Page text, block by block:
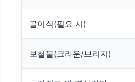
골이식(필요 시)
보철물(크라운/브리지)